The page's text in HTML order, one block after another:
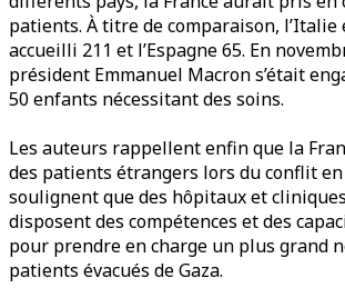
patients. À titre de comparaison,
accueilli 211 et l’Espagne 65. En
président Emmanuel Macron s’était
50 enfants nécessitant des soins.
Les auteurs rappellent enfin que la
des patients étrangers lors du conflit
soulignent que des hôpitaux et
disposent des compétences et des
pour prendre en charge un plus grand
patients évacués de Gaza.